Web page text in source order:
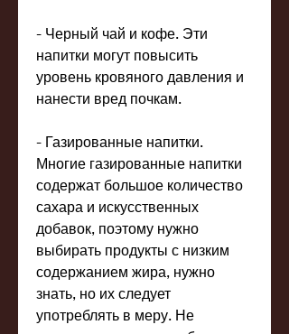
- Черный чай и кофе. Эти
напитки могут повысить
уровень кровяного давления и
нанести вред почкам.
- Газированные напитки.
Многие газированные напитки
содержат большое количество
сахара и искусственных
добавок, поэтому нужно
выбирать продукты с низким
содержанием жира, нужно
знать, но их следует
употреблять в меру. Не